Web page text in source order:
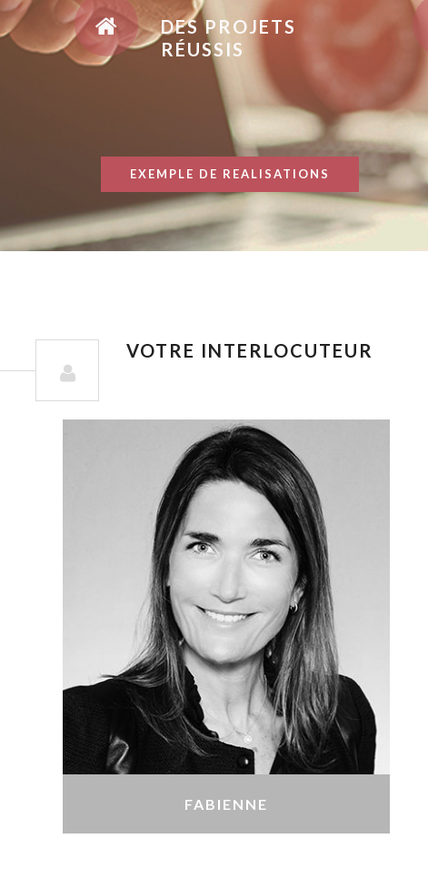
DES PROJETS
RÉUSSIS
EXEMPLE DE REALISATIONS
VOTRE INTERLOCUTEUR
FABIENNE